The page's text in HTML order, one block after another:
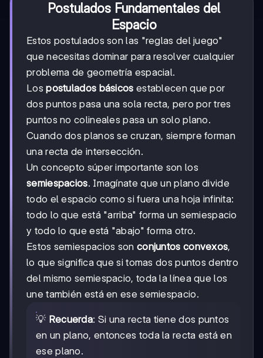
Postulados Fundamentales del
Espacio
Estos postulados son las "reglas del juego"
que necesitas dominar para resolver cualquier
problema de geometría espacial.
Lospostulados básicos establecen que por
dos puntos pasa una sola recta, pero por tres
puntos no colineales pasa un solo plano.
Cuando dos planos se cruzan, siempre forman
una recta de intersección.
Un concepto súper importante son los
semiespacios. Imagínate que un plano divide
todo el espacio como si fuera una hoja infinita:
todo lo que está "arriba" forma un semiespacio
y todo lo que está "abajo" forma otro.
Estos semiespacios son conjuntos convexos,
lo que significa que si tomas dos puntos dentro
del mismo semiespacio, toda la línea que los
une también está en ese semiespacio.
💡 Recuerda: Si una recta tiene dos puntos
en un plano, entonces toda la recta está en
ese plano.